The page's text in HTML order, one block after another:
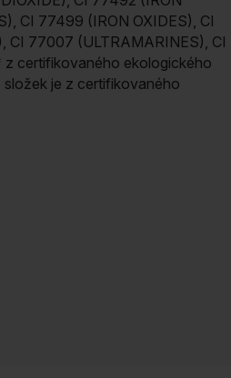
CI 77499 (IRON OXIDES), CI
CI 77007 (ULTRAMARINES), CI
z certifikovaného ekologického
složek je z certifikovaného